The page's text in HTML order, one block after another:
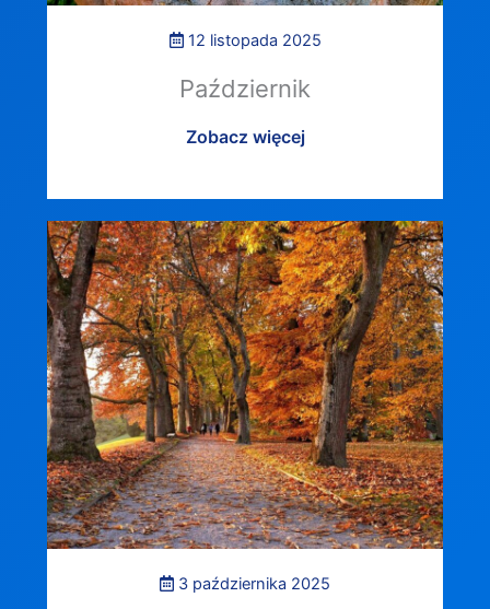
12 listopada 2025
Październik
Zobacz więcej
3 października 2025